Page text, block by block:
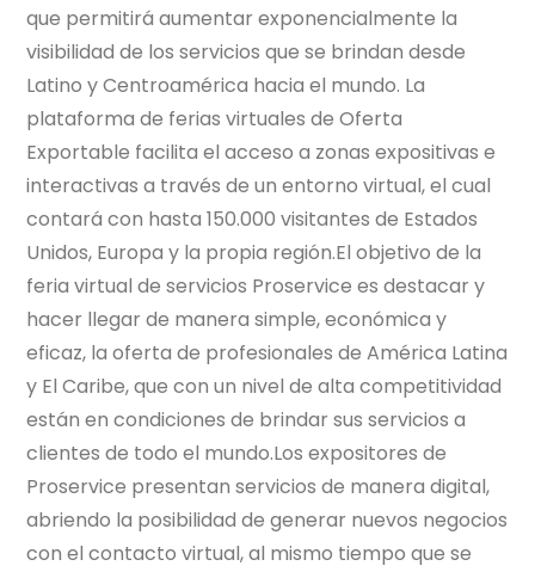
que permitirá aumentar exponencialmente la
visibilidad de los servicios que se brindan desde
Latino y Centroamérica hacia el mundo. La
plataforma de ferias virtuales de Oferta
Exportable facilita el acceso a zonas expositivas e
interactivas a través de un entorno virtual, el cual
contará con hasta 150.000 visitantes de Estados
Unidos, Europa y la propia región.El objetivo de la
feria virtual de servicios Proservice es destacar y
hacer llegar de manera simple, económica y
eficaz, la oferta de profesionales de América Latina
y El Caribe, que con un nivel de alta competitividad
están en condiciones de brindar sus servicios a
clientes de todo el mundo.Los expositores de
Proservice presentan servicios de manera digital,
abriendo la posibilidad de generar nuevos negocios
con el contacto virtual, al mismo tiempo que se